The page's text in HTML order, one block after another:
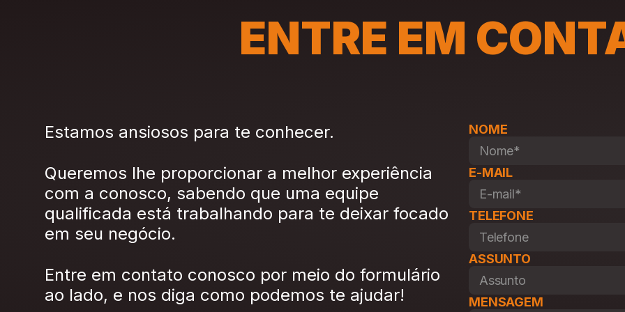
ENTRE EM
Estamos ansiosos para te conhecer.
Queremos lhe proporcionar a melhor experiência
com a conosco, sabendo que uma equipe
qualificada está trabalhando para te deixar focado
em seu negócio.
Entre em contato conosco por meio do formulário
ao lado, e nos diga como podemos te ajudar!
NOME
E-MAIL
TELEFONE
ASSUNTO
MENSAGEM